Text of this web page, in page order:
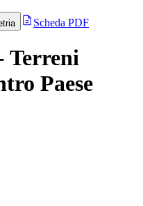
Scheda PDF
Terreni
Paese